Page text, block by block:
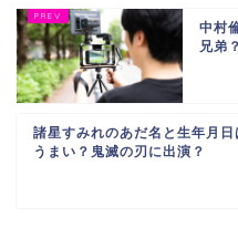
中村
兄弟
諸星すみれのあだ名と生年月
うまい？鬼滅の刃に出演？